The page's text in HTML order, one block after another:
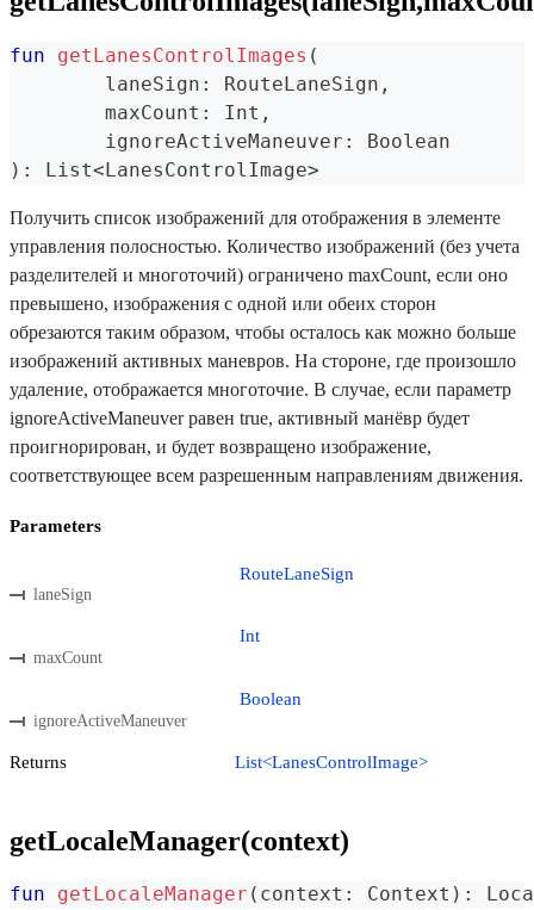
fun getLanesControlImages (
	laneSign
: RouteLaneSign ,
	maxCount
: Int ,
	ignoreActiveManeuver
:
Boolean
) : List<LanesControlImage>
Получить список изображений для отображения в элементе
управления полосностью. Количество изображений (без учета
разделителей и многоточий) ограничено maxCount, если оно
превышено, изображения с одной или обеих сторон
обрезаются таким образом, чтобы осталось как можно больше
изображений активных маневров. На стороне, где произошло
удаление, отображается многоточие. В случае, если параметр
ignoreActiveManeuver равен true, активный манёвр будет
проигнорирован, и будет возвращено изображение,
соответствующее всем разрешенным направлениям движения.
Parameters
laneSign
RouteLaneSign
maxCount
Int
ignoreActiveManeuver
Boolean
Returns List<LanesControlImage>
getLocaleManager(context)
fun getLocaleManager ( context : Context ) :